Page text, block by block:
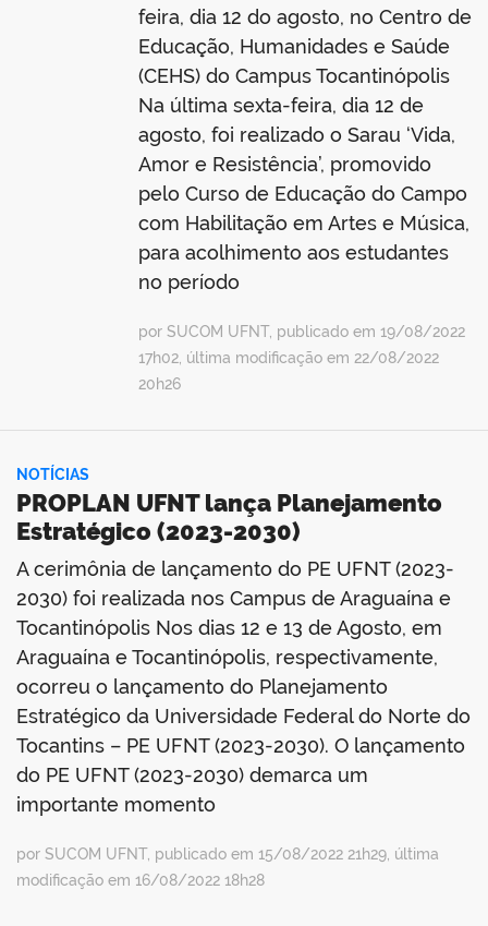
feira, dia 12 do agosto, no Centro de
Educação, Humanidades e Saúde
(CEHS) do Campus Tocantinópolis
Na última sexta-feira, dia 12 de
agosto, foi realizado o Sarau ‘Vida,
Amor e Resistência’, promovido
pelo Curso de Educação do Campo
com Habilitação em Artes e Música,
para acolhimento aos estudantes
no período
por SUCOM UFNT, publicado em 19/08/2022
17h02, última modificação em 22/08/2022
20h26
NOTÍCIAS
PROPLAN UFNT lança Planejamento
Estratégico (2023-2030)
A cerimônia de lançamento do PE UFNT (2023-
2030) foi realizada nos Campus de Araguaína e
Tocantinópolis Nos dias 12 e 13 de Agosto, em
Araguaína e Tocantinópolis, respectivamente,
ocorreu o lançamento do Planejamento
Estratégico da Universidade Federal do Norte do
Tocantins – PE UFNT (2023-2030). O lançamento
do PE UFNT (2023-2030) demarca um
importante momento
por SUCOM UFNT, publicado em 15/08/2022 21h29, última
modificação em 16/08/2022 18h28